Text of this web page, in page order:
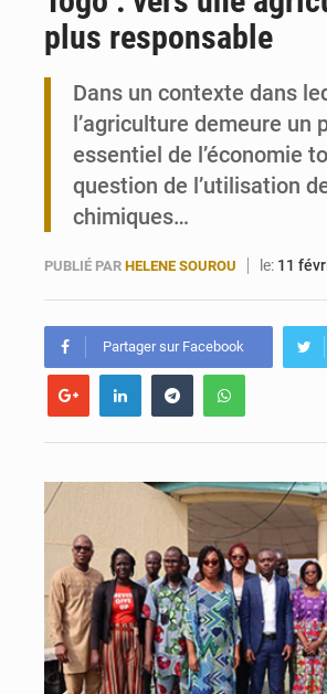
plus responsable
Dans un contexte dans
l’agriculture demeure un
essentiel de l’économie
question de l’utilisation
chimiques…
PUBLIÉ PAR HELENE SOUROU le: 11
Partager sur Facebook